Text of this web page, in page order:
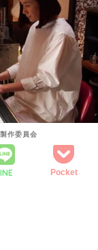
作委員会
Pocket